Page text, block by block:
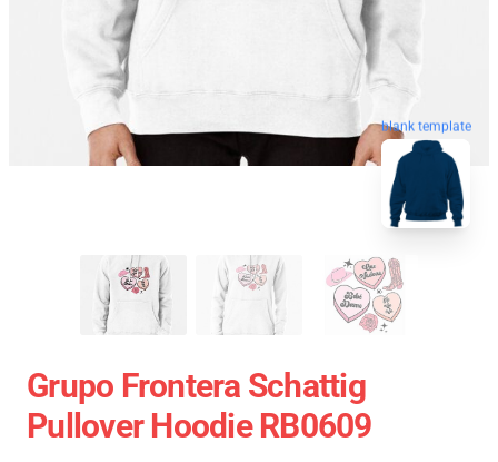
blank template
Grupo Frontera Schattig
Pullover Hoodie RB0609